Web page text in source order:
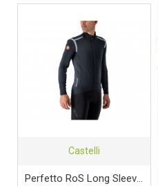
Castelli
Perfetto RoS Long Sleeve Jacket - Light Black/Silver Reflex